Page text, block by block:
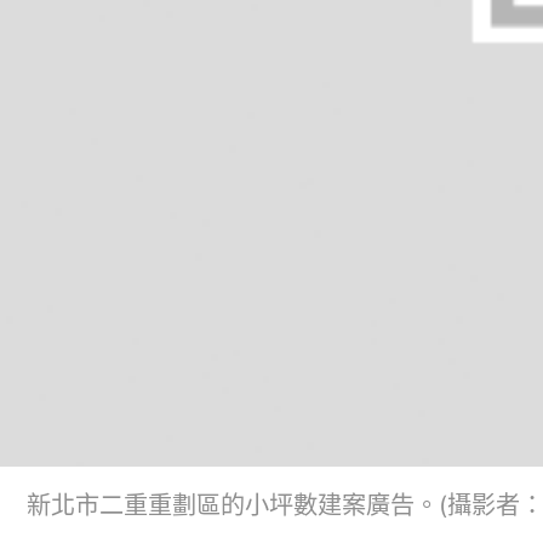
新北市二重重劃區的小坪數建案廣告。(攝影者